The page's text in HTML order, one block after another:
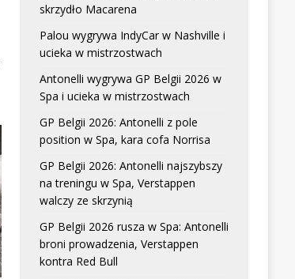
skrzydło Macarena
Palou wygrywa IndyCar w Nashville i
ucieka w mistrzostwach
Antonelli wygrywa GP Belgii 2026 w
Spa i ucieka w mistrzostwach
GP Belgii 2026: Antonelli z pole
position w Spa, kara cofa Norrisa
GP Belgii 2026: Antonelli najszybszy
na treningu w Spa, Verstappen
walczy ze skrzynią
GP Belgii 2026 rusza w Spa: Antonelli
broni prowadzenia, Verstappen
kontra Red Bull